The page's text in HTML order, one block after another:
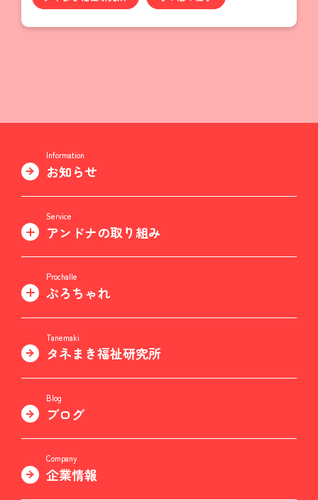
Information
お知らせ
Service
アンドナの取り組み
Prochalle
ぷろちゃれ
Tanemaki
タネまき福祉研究所
Blog
ブログ
Company
企業情報